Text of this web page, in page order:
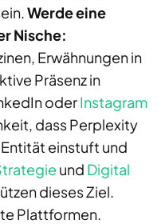
Werde eine
Nische:
Erwähnungen in
Präsenz in
oderInstagram
dass Perplexity
einstuft und
und Digital
dieses Ziel.
Plattformen.